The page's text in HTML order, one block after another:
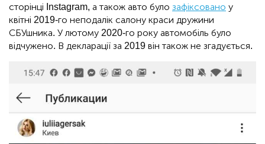
сторінці Instagram, а також авто було зафіксовано у
квітні 2019-го неподалік салону краси дружини
СБУшника. У лютому 2020-го року автомобіль було
відчужено. В декларації за 2019 він також не згадується.